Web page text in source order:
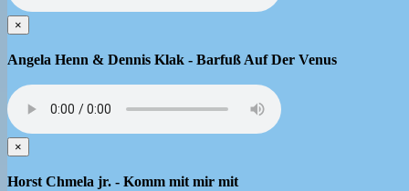
×
Angela Henn & Dennis Klak - Barfuß Auf Der Venus
×
Horst Chmela jr. - Komm mit mir mit